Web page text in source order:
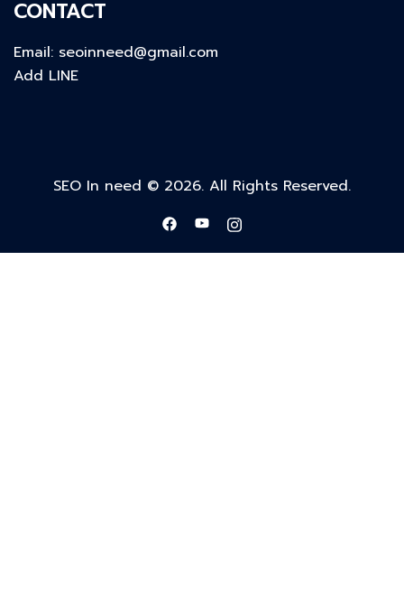
CONTACT
Email: seoinneed@gmail.com
Add LINE
SEO In need © 2026. All Rights Reserved.